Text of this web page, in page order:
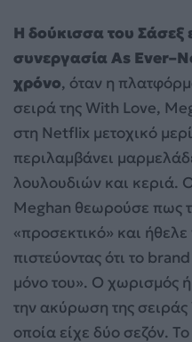
Η δούκισσα του Σάσεξ
συνεργασία As
χρόνο, όταν η
σειρά της With Love,
στη Netflix μετοχικό
περιλαμβάνει
λουλουδιών και κεριά.
Meghan θεωρούσε πως
«προσεκτικό» και
πιστεύοντας ότι το
μόνο του». Ο χωρισμός
την ακύρωση της
οποία είχε δύο σεζόν.